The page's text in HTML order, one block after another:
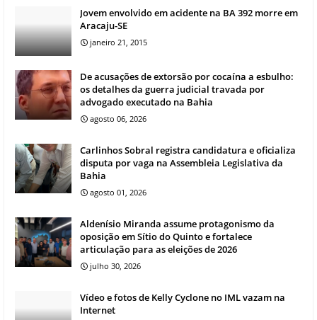
Jovem envolvido em acidente na BA 392 morre em
Aracaju-SE
janeiro 21, 2015
De acusações de extorsão por cocaína a esbulho:
os detalhes da guerra judicial travada por
advogado executado na Bahia
agosto 06, 2026
Carlinhos Sobral registra candidatura e oficializa
disputa por vaga na Assembleia Legislativa da
Bahia
agosto 01, 2026
Aldenísio Miranda assume protagonismo da
oposição em Sítio do Quinto e fortalece
articulação para as eleições de 2026
julho 30, 2026
Vídeo e fotos de Kelly Cyclone no IML vazam na
Internet